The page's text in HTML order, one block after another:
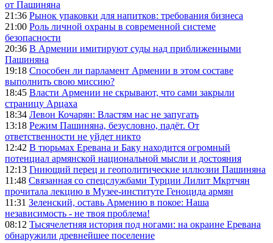
от Пашиняна
21:36 Рынок упаковки для напитков: требования бизнеса
21:00 Роль личной охраны в современной системе
безопасности
20:36 В Армении имитируют суды над приближенными
Пашиняна
19:18 Способен ли парламент Армении в этом составе
выполнить свою миссию?
18:45 Власти Армении не скрывают, что сами закрыли
страницу Арцаха
18:34 Левон Кочарян: Властям нас не запугать
13:18 Режим Пашиняна, безусловно, падёт. От
ответственности не уйдет никто
12:42 В тюрьмах Еревана и Баку находится огромный
потенциал армянской национальной мысли и достояния
12:13 Гниющий перец и геополитические иллюзии Пашиняна
11:48 Связанная со спецслужбами Турции Лилит Мкртчян
прочитала лекцию в Музее-институте Геноцида армян
11:31 Зеленский, оставь Армению в покое: Наша
независимость - не твоя проблема!
08:12 Тысячелетняя история под ногами: на окраине Еревана
обнаружили древнейшее поселение